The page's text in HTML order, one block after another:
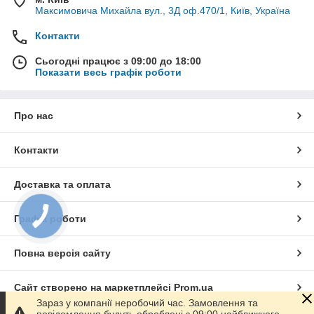
крім вражаючого
виду скляної стіни
від підлоги до стелі?
Є переваги, вони такі:
Огляд буде
радувати око і
душу: він
максимальний.
Прийом світла в
отворах теж максимальний.
Площа шляхом винесення скляних стінок за контур
підлоги балкона можна збільшити.
Максимовича Михайла вул., 3Д оф.470/1, Київ, Україна
Контакти
Сьогодні працює з 09:00 до 18:00
Показати весь графік роботи
Про нас
Контакти
Доставка та оплата
Графік роботи
Повна версія сайту
Сайт створено на маркетплейсі Prom.ua
Зараз у компанії неробочий час. Замовлення та